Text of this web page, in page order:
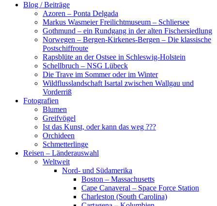
Blog / Beiträge
Azoren – Ponta Delgada
Markus Wasmeier Freilichtmuseum – Schliersee
Gothmund – ein Rundgang in der alten Fischersiedlung
Norwegen – Bergen-Kirkenes-Bergen – Die klassische
Postschiffroute
Rapsblüte an der Ostsee in Schleswig-Holstein
Schellbruch – NSG Lübeck
Die Trave im Sommer oder im Winter
Wildflusslandschaft Isartal zwischen Wallgau und
Vorderriß
Fotografien
Blumen
Greifvögel
Ist das Kunst, oder kann das weg ???
Orchideen
Schmetterlinge
Reisen – Länderauswahl
Weltweit
Nord- und Südamerika
Boston – Massachusetts
Cape Canaveral – Space Force Station
Charleston (South Carolina)